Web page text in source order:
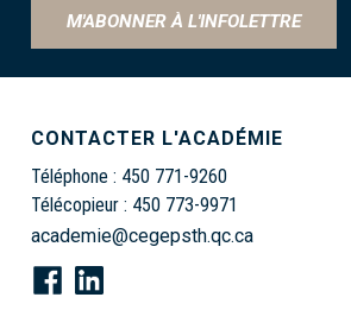
M'ABONNER À L'INFOLETTRE
CONTACTER L'ACADÉMIE
Téléphone : 450 771-9260
Télécopieur : 450 773-9971
academie@cegepsth.qc.ca